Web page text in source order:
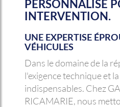
PERSONNALISÉ
INTERVENTION.
UNE EXPERTISE
VÉHICULES
Dans le domaine de la
l'exigence technique et
indispensables. Chez
RICAMARIE, nous